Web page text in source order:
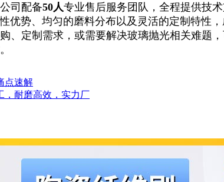
司配备50人专业售后服务团队，全程提供技
势、均匀的磨料分布以及灵活的定制特性
、定制需求，或需要解决玻璃抛光相关难题，
点速解
，耐磨高效，实力厂